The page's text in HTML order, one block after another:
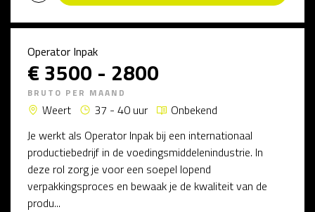
Operator Inpak
€ 3500 - 2800
BRUTO PER MAAND
Weert 37 - 40 uur
Onbekend
Je werkt als Operator Inpak bij een internationaal
productiebedrijf in de voedingsmiddelenindustrie. In
deze rol zorg je voor een soepel lopend
verpakkingsproces en bewaak je de kwaliteit van de
produ...